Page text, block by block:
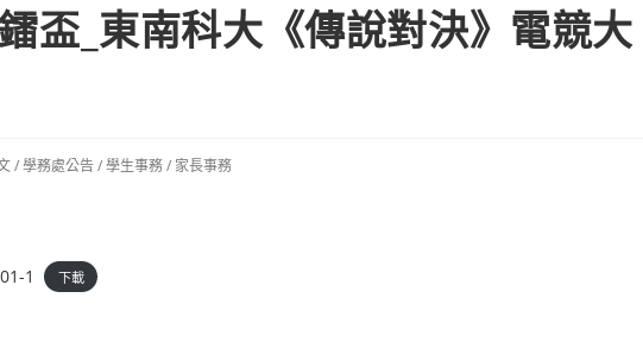
盃_東南科大《傳說對決》電競大
/學務處公告/學生事務/ 家長事務
1 下載